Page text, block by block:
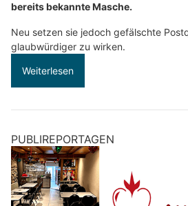
bereits bekannte Masche.
Neu setzen sie jedoch gefälschte
glaubwürdiger zu wirken.
Weiterlesen
PUBLIREPORTAGEN